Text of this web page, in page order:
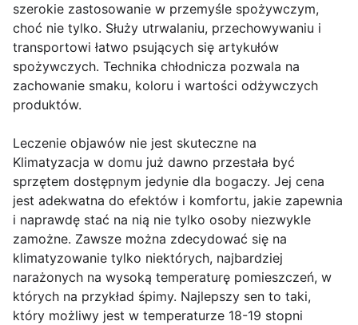
szerokie zastosowanie w przemyśle spożywczym,
choć nie tylko. Służy utrwalaniu, przechowywaniu i
transportowi łatwo psujących się artykułów
spożywczych. Technika chłodnicza pozwala na
zachowanie smaku, koloru i wartości odżywczych
produktów.
Leczenie objawów nie jest skuteczne na
Klimatyzacja w domu już dawno przestała być
sprzętem dostępnym jedynie dla bogaczy. Jej cena
jest adekwatna do efektów i komfortu, jakie zapewnia
i naprawdę stać na nią nie tylko osoby niezwykle
zamożne. Zawsze można zdecydować się na
klimatyzowanie tylko niektórych, najbardziej
narażonych na wysoką temperaturę pomieszczeń, w
których na przykład śpimy. Najlepszy sen to taki,
który możliwy jest w temperaturze 18-19 stopni